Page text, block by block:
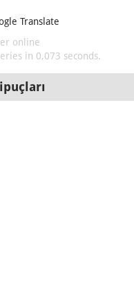
Translate
online
in 0,073 seconds.